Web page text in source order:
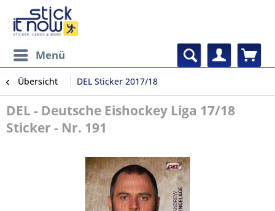
Menü
Übersicht DEL Sticker 2017/18
DEL - Deutsche Eishockey Liga 17/18
Sticker - Nr. 191